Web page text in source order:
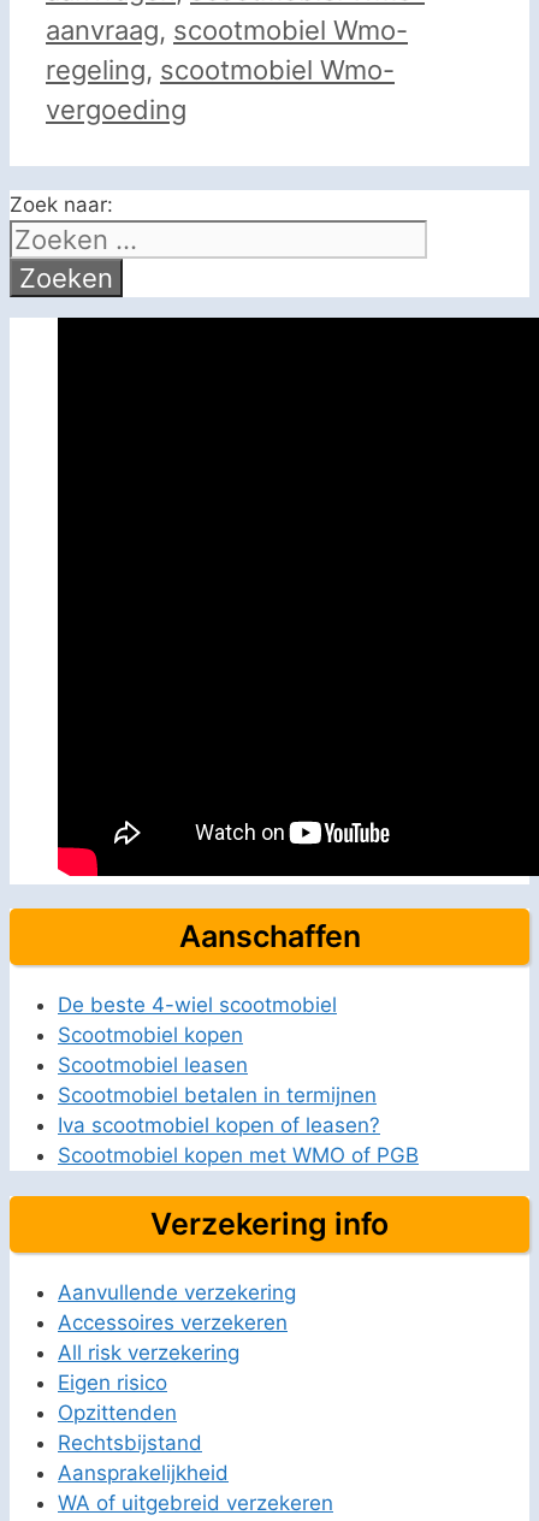
aanvraag, scootmobiel Wmo-
regeling, scootmobiel Wmo-
vergoeding
Zoek naar:
Aanschaffen
De beste 4-wiel scootmobiel
Scootmobiel kopen
Scootmobiel leasen
Scootmobiel betalen in termijnen
Iva scootmobiel kopen of leasen?
Scootmobiel kopen met WMO of PGB
Verzekering info
Aanvullende verzekering
Accessoires verzekeren
All risk verzekering
Eigen risico
Opzittenden
Rechtsbijstand
Aansprakelijkheid
WA of uitgebreid verzekeren